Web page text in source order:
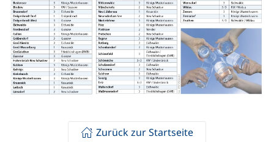
Zurück zur Startseite